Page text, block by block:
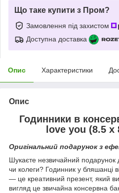
Що таке купити з Пром?
Замовлення під захистом
Доступна доставка
Опис Характеристики
Опис
Годинники в
love you (8.5 х
Оригінальний подарунок з
Шукаєте незвичайний подарунок
чи колеги? Годинник у бляшанці
— це креативний презент, який
вигляд це звичайна консервна